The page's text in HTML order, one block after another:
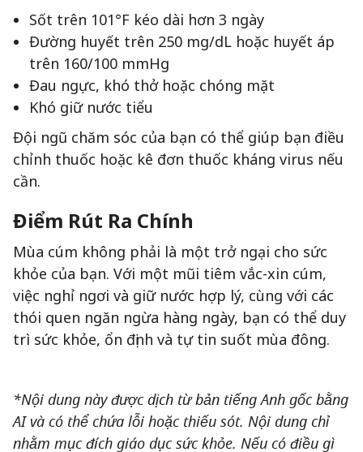
Sốt trên 101°F kéo dài hơn 3 ngày
Đường huyết trên 250 mg/dL hoặc huyết áp
trên 160/100 mmHg
Đau ngực, khó thở hoặc chóng mặt
Khó giữ nước tiểu
Đội ngũ chăm sóc của bạn có thể giúp bạn điều
chỉnh thuốc hoặc kê đơn thuốc kháng virus nếu
cần.
Điểm Rút Ra Chính
Mùa cúm không phải là một trở ngại cho sức
khỏe của bạn. Với một mũi tiêm vắc-xin cúm,
việc nghỉ ngơi và giữ nước hợp lý, cùng với các
thói quen ngăn ngừa hàng ngày, bạn có thể duy
trì sức khỏe, ổn định và tự tin suốt mùa đông.
*Nội dung này được dịch từ bản tiếng Anh gốc bằng
AI và có thể chứa lỗi hoặc thiếu sót. Nội dung chỉ
nhằm mục đích giáo dục sức khỏe. Nếu có điều gì